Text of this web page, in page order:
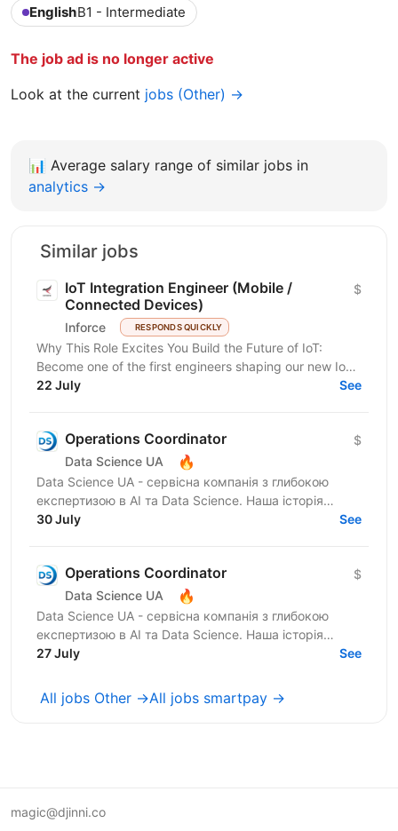
EnglishB1 - Intermediate
The job ad is no longer active
Look at the current jobs (Other) →
📊 Average salary range of similar jobs in
analytics →
Similar jobs
IoT Integration Engineer (Mobile /
Connected Devices)
Inforce RESPONDS QUICKLY
$
Why This Role Excites You Build the Future of IoT:
Become one of the first engineers shaping our new IoT
direction and work on innovative connected device...
22 July See
Operations Coordinator
Data Science UA 🔥
$
Data Science UA - сервісна компанія з глибокою
експертизою в AI та Data Science. Наша історія
почалася в 2016 році з першої конференції Data
30 July See
Operations Coordinator
Data Science UA 🔥
$
Data Science UA - сервісна компанія з глибокою
експертизою в AI та Data Science. Наша історія
почалася в 2016 році з першої конференції Data
27 July See
All jobs Other →All jobs smartpay →
magic@djinni.co